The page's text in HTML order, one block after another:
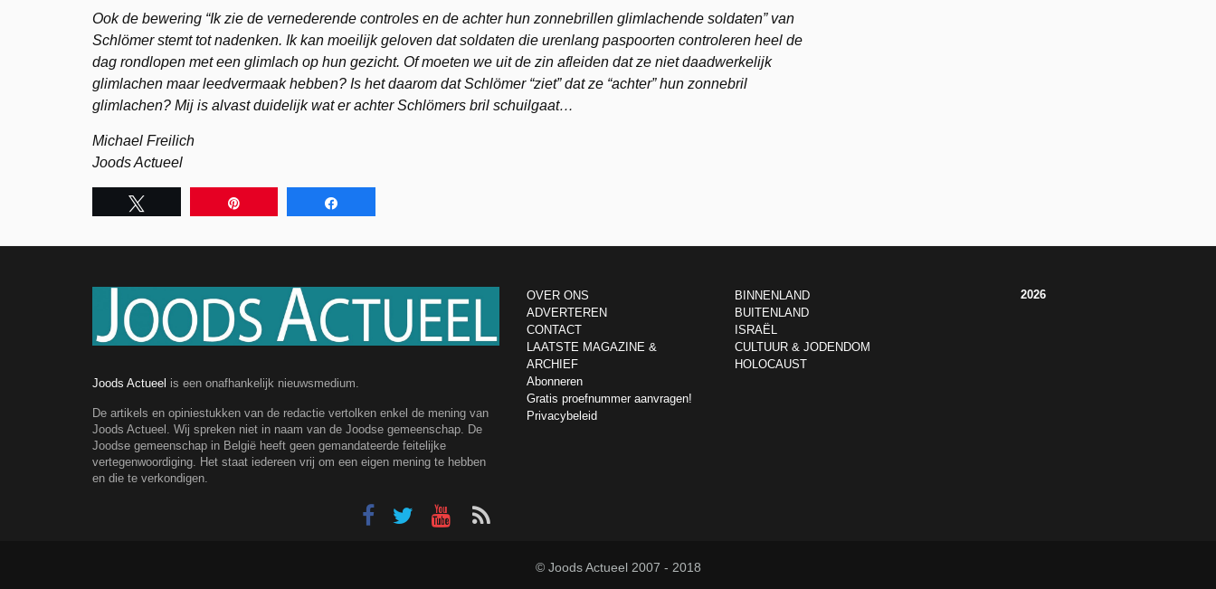
Ook de bewering “Ik zie de vernederende controles en de achter hun zonnebrillen glimlachende soldaten” van
Schlömer stemt tot nadenken. Ik kan moeilijk geloven dat soldaten die urenlang paspoorten controleren heel de
dag rondlopen met een glimlach op hun gezicht. Of moeten we uit de zin afleiden dat ze niet daadwerkelijk
glimlachen maar leedvermaak hebben? Is het daarom dat Schlömer “ziet” dat ze “achter” hun zonnebril
glimlachen? Mij is alvast duidelijk wat er achter Schlömers bril schuilgaat…
Michael Freilich
Joods Actueel
Joods Actueel is een onafhankelijk nieuwsmedium.
De artikels en opiniestukken van de redactie vertolken enkel de mening van
Joods Actueel. Wij spreken niet in naam van de Joodse gemeenschap. De
Joodse gemeenschap in België heeft geen gemandateerde feitelijke
vertegenwoordiging. Het staat iedereen vrij om een eigen mening te hebben
en die te verkondigen.
OVER ONS
ADVERTEREN
CONTACT
LAATSTE MAGAZINE &
ARCHIEF
Abonneren
Gratis proefnummer aanvragen!
Privacybeleid
BINNENLAND
BUITENLAND
ISRAËL
CULTUUR & JODENDOM
HOLOCAUST
2026
© Joods Actueel 2007 - 2018